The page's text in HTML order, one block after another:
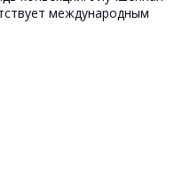
международным